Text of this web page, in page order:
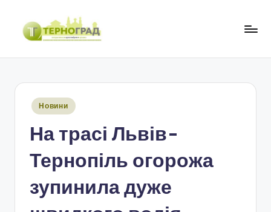
Перейти
Опубліковано
Новини
На трасі Львів-
Тернопіль огорожа
зупинила дуже